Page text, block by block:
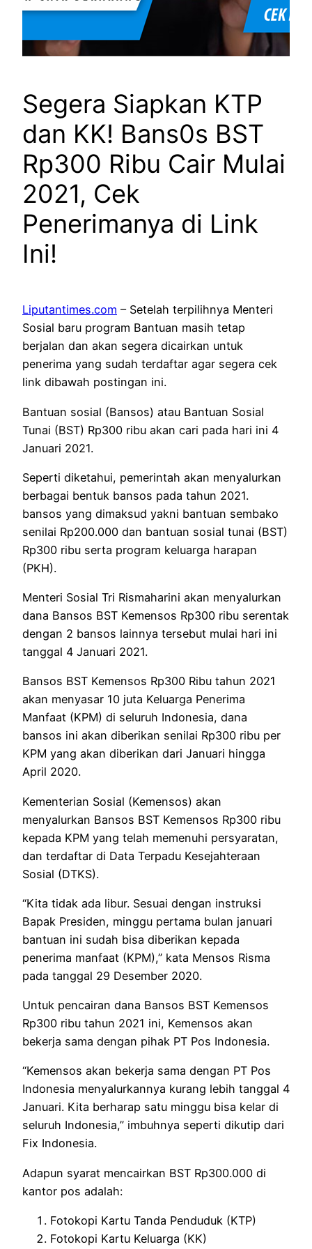
Segera Siapkan KTP
dan KK! Bans0s BST
Rp300 Ribu Cair Mulai
2021, Cek
Penerimanya di Link
Ini!
Liputantimes.com – Setelah terpilihnya Menteri
Sosial baru program Bantuan masih tetap
berjalan dan akan segera dicairkan untuk
penerima yang sudah terdaftar agar segera cek
link dibawah postingan ini.
Bantuan sosial (Bansos) atau Bantuan Sosial
Tunai (BST) Rp300 ribu akan cari pada hari ini 4
Januari 2021.
Seperti diketahui, pemerintah akan menyalurkan
berbagai bentuk bansos pada tahun 2021.
bansos yang dimaksud yakni bantuan sembako
senilai Rp200.000 dan bantuan sosial tunai (BST)
Rp300 ribu serta program keluarga harapan
(PKH).
Menteri Sosial Tri Rismaharini akan menyalurkan
dana Bansos BST Kemensos Rp300 ribu serentak
dengan 2 bansos lainnya tersebut mulai hari ini
tanggal 4 Januari 2021.
Bansos BST Kemensos Rp300 Ribu tahun 2021
akan menyasar 10 juta Keluarga Penerima
Manfaat (KPM) di seluruh Indonesia, dana
bansos ini akan diberikan senilai Rp300 ribu per
KPM yang akan diberikan dari Januari hingga
April 2020.
Kementerian Sosial (Kemensos) akan
menyalurkan Bansos BST Kemensos Rp300 ribu
kepada KPM yang telah memenuhi persyaratan,
dan terdaftar di Data Terpadu Kesejahteraan
Sosial (DTKS).
“Kita tidak ada libur. Sesuai dengan instruksi
Bapak Presiden, minggu pertama bulan januari
bantuan ini sudah bisa diberikan kepada
penerima manfaat (KPM),” kata Mensos Risma
pada tanggal 29 Desember 2020.
Untuk pencairan dana Bansos BST Kemensos
Rp300 ribu tahun 2021 ini, Kemensos akan
bekerja sama dengan pihak PT Pos Indonesia.
“Kemensos akan bekerja sama dengan PT Pos
Indonesia menyalurkannya kurang lebih tanggal 4
Januari. Kita berharap satu minggu bisa kelar di
seluruh Indonesia,” imbuhnya seperti dikutip dari
Fix Indonesia.
Adapun syarat mencairkan BST Rp300.000 di
kantor pos adalah:
Fotokopi Kartu Tanda Penduduk (KTP)
Fotokopi Kartu Keluarga (KK)